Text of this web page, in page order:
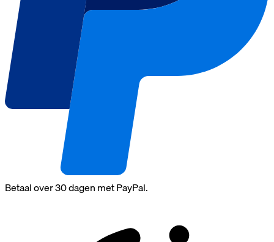
Betaal over 30 dagen met PayPal.